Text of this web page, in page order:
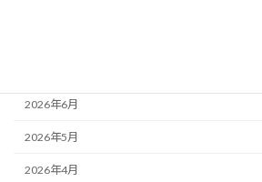
2026年6月
2026年5月
2026年4月